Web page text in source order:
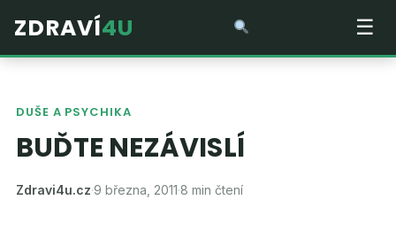
ZDRAVÍ4U ☰
DUŠE A PSYCHIKA
BUĎTE NEZÁVISLÍ
Zdravi4u.cz·9 března, 2011·8 min čtení